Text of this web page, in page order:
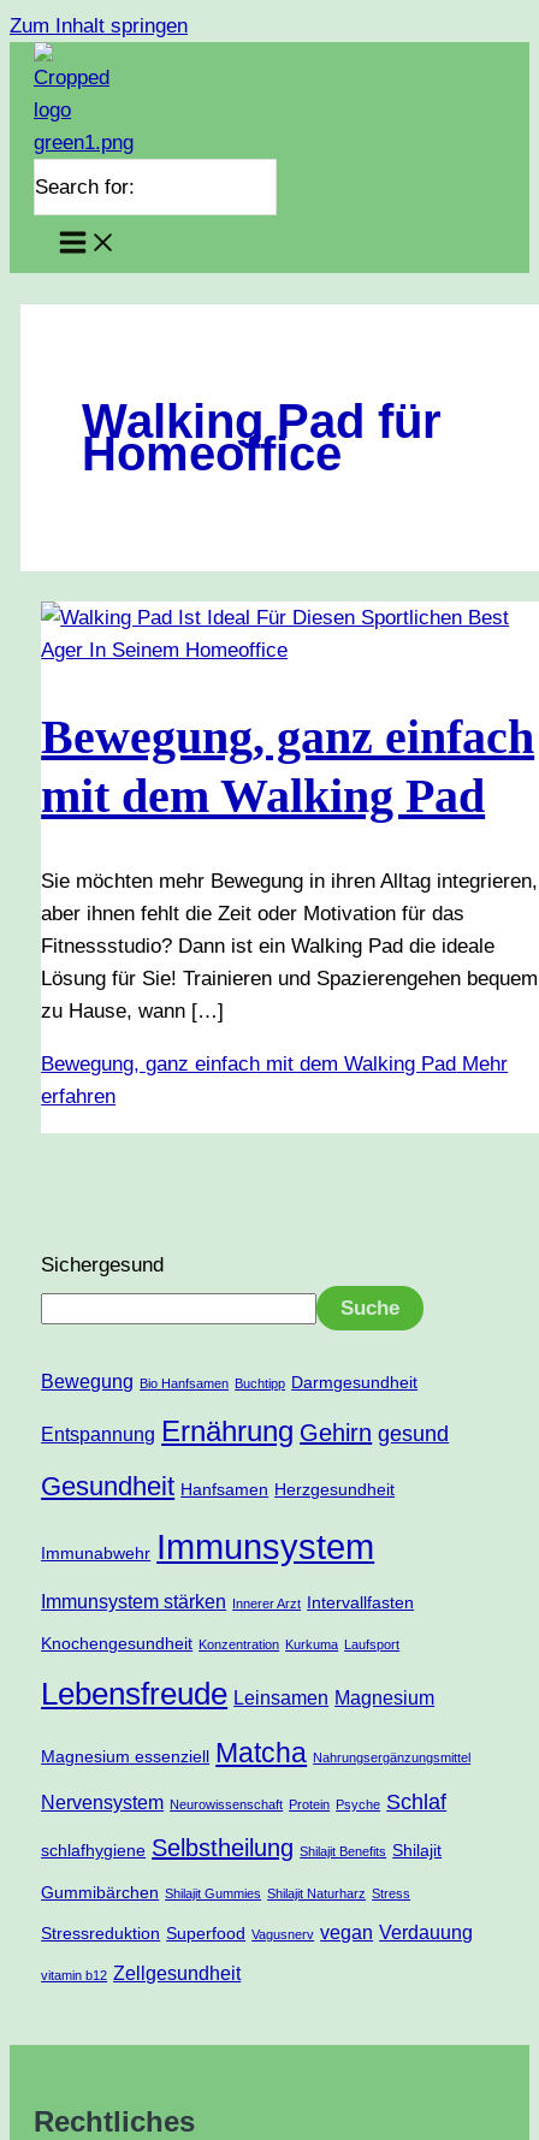
Zum Inhalt springen
Search for:
Walking Pad für
Homeoffice
Bewegung, ganz einfach
mit dem Walking Pad
Sie möchten mehr Bewegung in ihren Alltag integrieren,
aber ihnen fehlt die Zeit oder Motivation für das
Fitnessstudio? Dann ist ein Walking Pad die ideale
Lösung für Sie! Trainieren und Spazierengehen bequem
zu Hause, wann […]
Bewegung, ganz einfach mit dem Walking Pad Mehr
erfahren
Sichergesund
Suche
Bewegung Bio Hanfsamen Buchtipp Darmgesundheit
Entspannung Ernährung Gehirn gesund
Gesundheit Hanfsamen Herzgesundheit
Immunabwehr Immunsystem
Immunsystem stärken Innerer Arzt Intervallfasten
Knochengesundheit Konzentration Kurkuma Laufsport
Lebensfreude Leinsamen Magnesium
Magnesium essenziell Matcha Nahrungsergänzungsmittel
Nervensystem Neurowissenschaft Protein Psyche Schlaf
schlafhygiene Selbstheilung Shilajit Benefits Shilajit
Gummibärchen Shilajit Gummies Shilajit Naturharz Stress
Stressreduktion Superfood Vagusnerv vegan Verdauung
vitamin b12 Zellgesundheit
Rechtliches